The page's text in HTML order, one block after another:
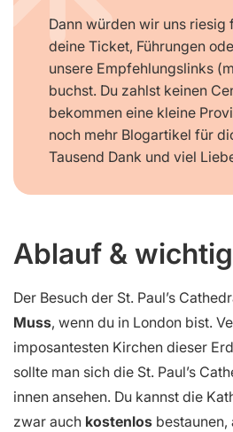
Dann würden wir uns riesig
deine Ticket, Führungen
unsere Empfehlungslinks
buchst. Du zahlst keinen
bekommen eine kleine
noch mehr Blogartikel für
Tausend Dank und viel
Ablauf &
Der Besuch der St. Paul’s
Muss, wenn du in London bist.
imposantesten Kirchen dieser
sollte man sich die St. Paul’s
innen ansehen. Du kannst die
zwar auch kostenlos